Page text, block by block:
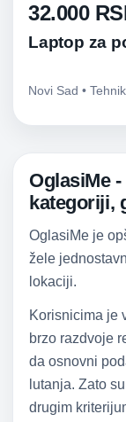
32.000
Laptop za
Novi Sad •
OglasiMe
kategoriji,
OglasiMe je
žele
lokaciji.
Korisnicima je
brzo razdvoje
da osnovni
lutanja. Zato
drugim